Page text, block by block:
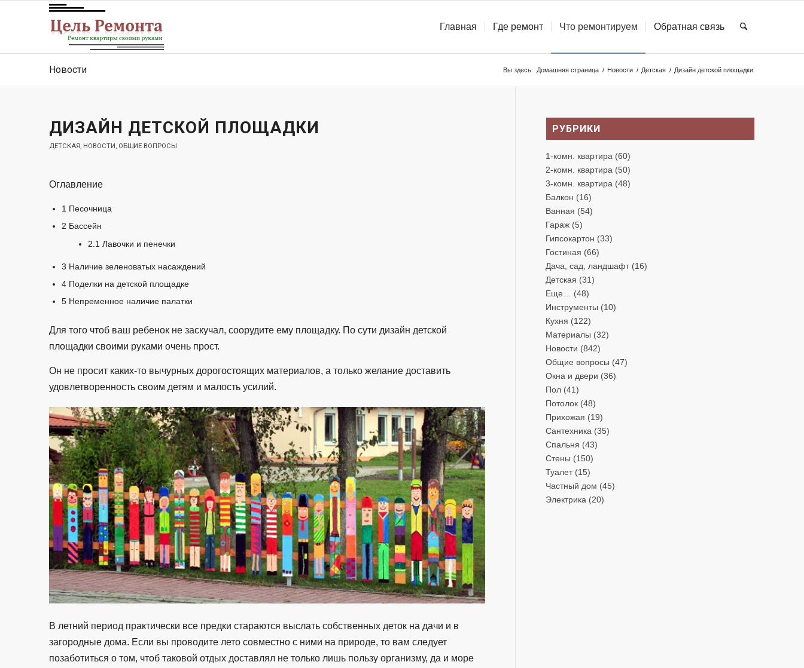
Главная Где ремонт Что ремонтируем Обратная связь
Новости Вы здесь: Домашняя страница / Новости / Детская / Дизайн детской площадки
ДИЗАЙН ДЕТСКОЙ ПЛОЩАДКИ
ДЕТСКАЯ, НОВОСТИ, ОБЩИЕ ВОПРОСЫ
Оглавление
1 Песочница
2 Бассейн
2.1 Лавочки и пенечки
3 Наличие зеленоватых насаждений
4 Поделки на детской площадке
5 Непременное наличие палатки
Для того чтоб ваш ребенок не заскучал, соорудите ему площадку. По сути дизайн детской
площадки своими руками очень прост.
Он не просит каких-то вычурных дорогостоящих материалов, а только желание доставить
удовлетворенность своим детям и малость усилий.
В летний период практически все предки стараются выслать собственных деток на дачи и в
загородные дома. Если вы проводите лето совместно с ними на природе, то вам следует
позаботиться о том, чтоб таковой отдых доставлял не только лишь пользу организму, да и море
РУБРИКИ
1-комн. квартира (60)
2-комн. квартира (50)
3-комн. квартира (48)
Балкон (16)
Ванная (54)
Гараж(5)
Гипсокартон (33)
Гостиная (66)
Дача, сад, ландшафт(16)
Детская (31)
Еще…
(48)
Инструменты (10)
Кухня (122)
Материалы (32)
Новости (842)
Общие вопросы (47)
Окна и двери (36)
Пол(41)
Потолок(48)
Прихожая (19)
Сантехника (35)
Спальня (43)
Стены (150)
Туалет(15)
Частный дом (45)
Электрика (20)